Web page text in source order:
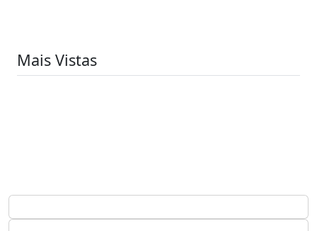
Mais Vistas